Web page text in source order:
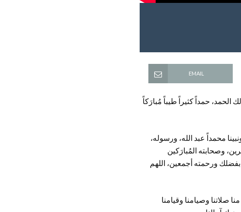
EMAIL
الحمد، حمداً كثيراً طيباً مُبارَكاً
محمداً عبد الله، ورسوله،
وصحابته المُبارَكين
بفضلك ورحمته أجمعين، اللهم
صلاتنا وصيامنا وقيامنا